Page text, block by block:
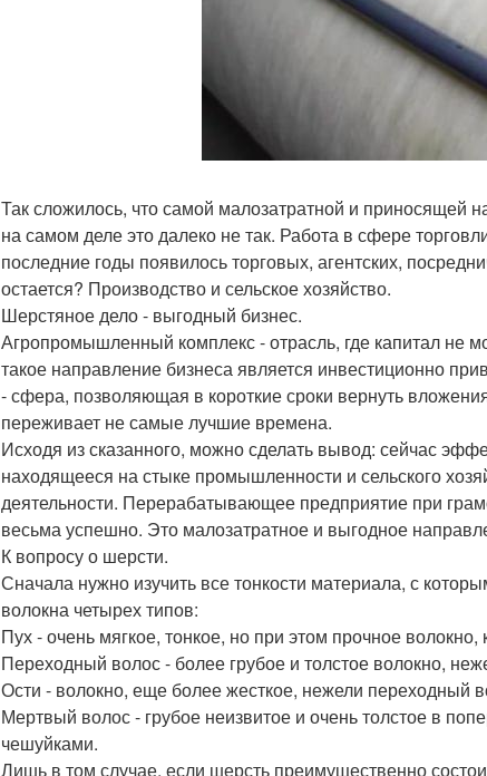
Так сложилось, что самой малозатратной и приносящей
на самом деле это далеко не так. Работа в сфере
последние годы появилось торговых, агентских,
остается? Производство и сельское хозяйство.
Шерстяное дело - выгодный бизнес.
Агропромышленный комплекс - отрасль, где капитал не
такое направление бизнеса является инвестиционно
- сфера, позволяющая в короткие сроки вернуть
переживает не самые лучшие времена.
Исходя из сказанного, можно сделать вывод: сейчас
находящееся на стыке промышленности и сельского
деятельности. Перерабатывающее предприятие при
весьма успешно. Это малозатратное и выгодное
К вопросу о шерсти.
Сначала нужно изучить все тонкости материала, с
волокна четырех типов:
Пух - очень мягкое, тонкое, но при этом прочное
Переходный волос - более грубое и толстое волокно,
Ости - волокно, еще более жесткое, нежели переходный
Мертвый волос - грубое неизвитое и очень толстое в
чешуйками.
Лишь в том случае, если шерсть преимущественно